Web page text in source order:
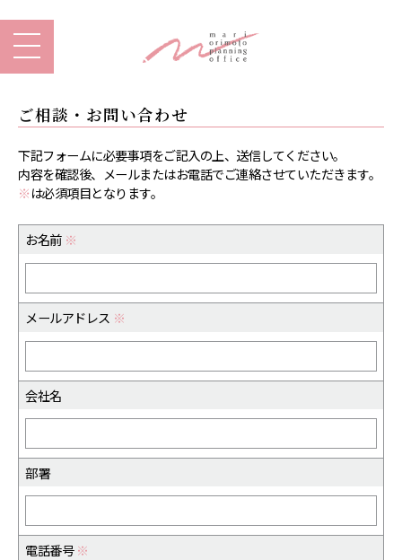
ご相談・お問い合わせ
下記フォームに必要事項をご記入の上、送信してください。
内容を確認後、メールまたはお電話でご連絡させていただきます。
※は必須項目となります。
お名前 ※
メールアドレス ※
会社名
部署
電話番号 ※